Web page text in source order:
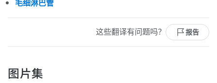
毛细淋巴管
这些翻译有问题吗？ 报告
图片集